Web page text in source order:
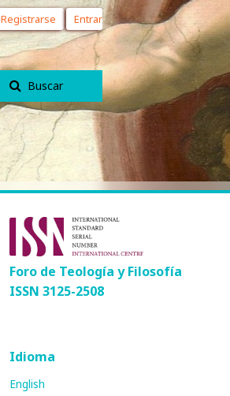
Buscar
Registrarse Entrar
Foro de Teología y Filosofía
ISSN 3125-2508
Idioma
English